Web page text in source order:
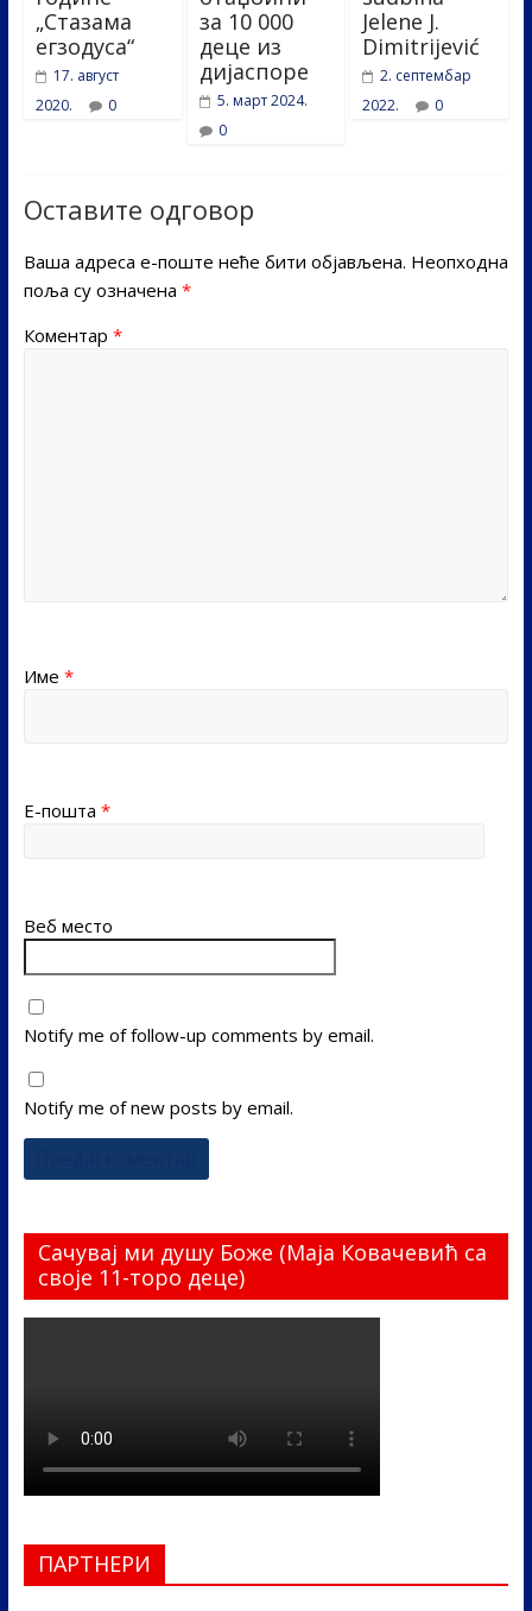
„Стазама
егзодуса“
17. август
2020.
0
за 10 000
деце из
дијаспоре
5. март 2024.
0
Jelene J.
Dimitrijević
2. септембар
2022.
0
Оставите одговор
Ваша адреса е-поште неће бити објављена. Неопходна
поља су означена *
Коментар *
Име *
Е-пошта *
Веб место
Notify me of follow-up comments by email.
Notify me of new posts by email.
Сачувај ми душу Боже (Маја Ковачевић са
своје 11-торо деце)
ПАРТНЕРИ